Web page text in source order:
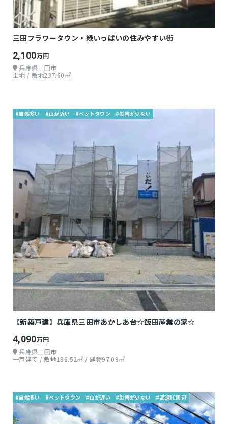
三田フラワータウン・緑いっぱいの住みやすい街
2,100万円
兵庫県三田市
土地 / 敷地237.60㎡
#自然多い #山が近い #ベットタウン #災害が少ない
【新築戸建】兵庫県三田市あかしあ台☆飯田産業の家☆
4,090万円
兵庫県三田市
一戸建て / 敷地186.52㎡ / 建物97.09㎡
#自然多い #ベットタウン #山が近い #災害が少ない #高速IC周辺